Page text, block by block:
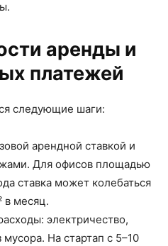
аренды и
платежей
следующие шаги:
арендной ставкой и
Для офисов площадью
ставка может колебаться
в месяц.
электричество,
На стартап с 5–10